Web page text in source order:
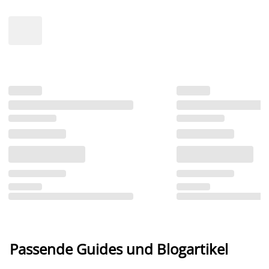
Passende Guides und Blogartikel